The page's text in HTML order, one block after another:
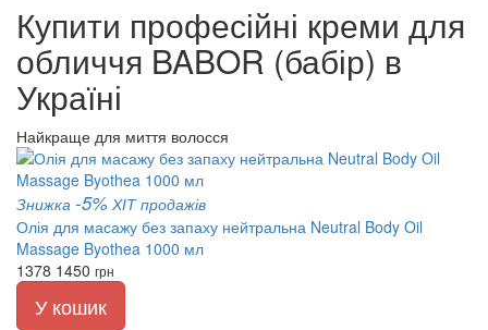
Купити професійні креми для
обличчя BABOR (бабір) в
Україні
Найкраще для миття волосся
Знижка -5% ХІТ продажів
Олія для масажу без запаху нейтральна Neutral Body Oil
Massage Byothea 1000 мл
1378 1450 грн
У кошик